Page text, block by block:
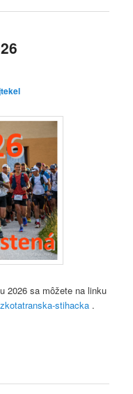
2026 sa môžete na linku
stihacka .